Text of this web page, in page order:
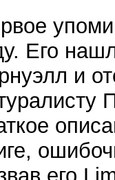
Его
и